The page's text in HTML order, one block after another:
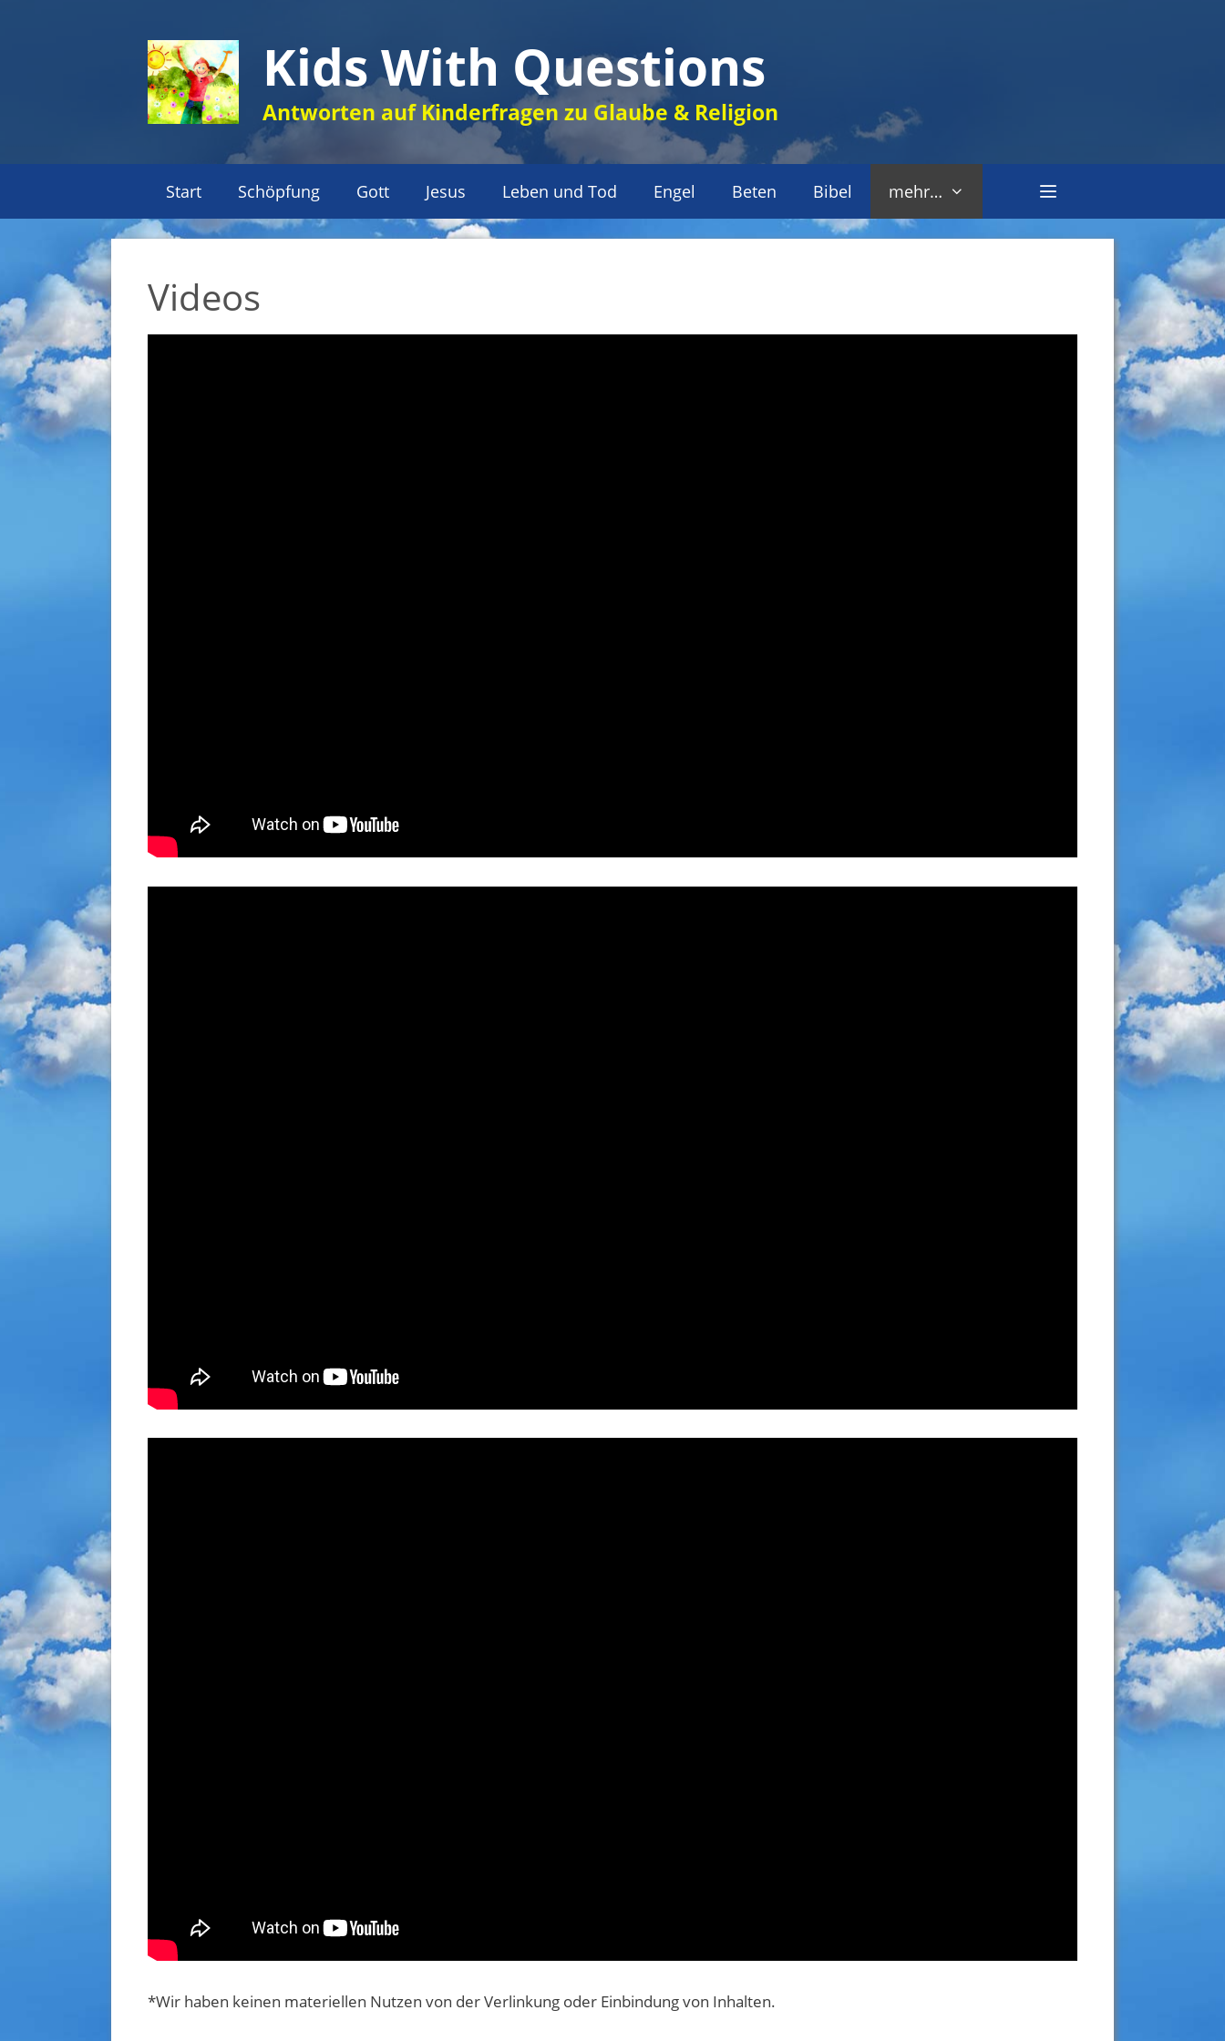
Kids With Questions
Antworten auf Kinderfragen zu Glaube & Religion
Start Schöpfung Gott Jesus Leben und Tod Engel Beten Bibel mehr…
Videos
*Wir haben keinen materiellen Nutzen von der Verlinkung oder Einbindung von Inhalten.